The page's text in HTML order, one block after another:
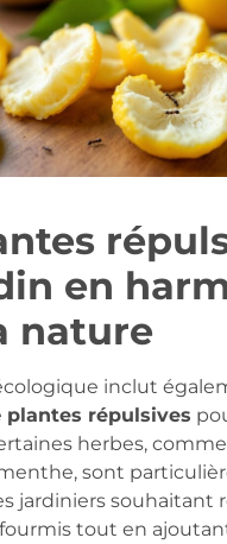
en
nature
inclut
plantes répulsives
herbes,
sont
jardiniers souhaitant
tout en